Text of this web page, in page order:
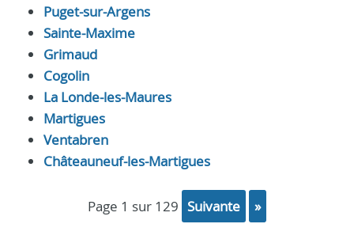
Puget-sur-Argens
Sainte-Maxime
Grimaud
Cogolin
La Londe-les-Maures
Martigues
Ventabren
Châteauneuf-les-Martigues
page 1 sur 129 suivante »